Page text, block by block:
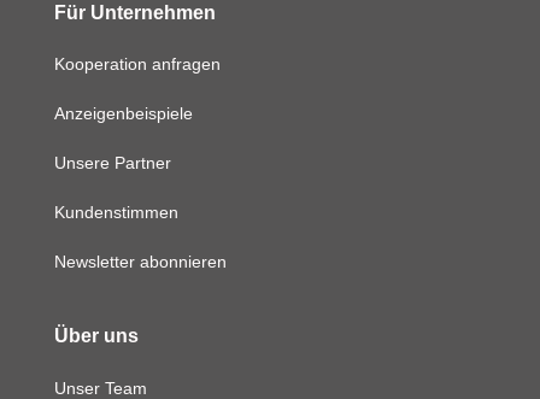
Für Unternehmen
Kooperation anfragen
Anzeigenbeispiele
Unsere Partner
Kundenstimmen
Newsletter abonnieren
Über uns
Unser Team